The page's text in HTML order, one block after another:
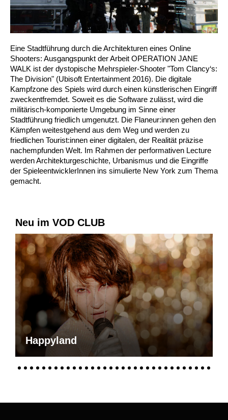
Eine Stadtführung durch die Architekturen eines Online
Shooters: Ausgangspunkt der Arbeit OPERATION JANE
WALK ist der dystopische Mehrspieler-Shooter "Tom Clancy‘s:
The Division" (Ubisoft Entertainment 2016). Die digitale
Kampfzone des Spiels wird durch einen künstlerischen Eingriff
zweckentfremdet. Soweit es die Software zulässt, wird die
militärisch-komponierte Umgebung im Sinne einer
Stadtführung friedlich umgenutzt. Die Flaneur:innen gehen den
Kämpfen weitestgehend aus dem Weg und werden zu
friedlichen Tourist:innen einer digitalen, der Realität präzise
nachempfunden Welt. Im Rahmen der performativen Lecture
werden Architekturgeschichte, Urbanismus und die Eingriffe
der SpieleentwicklerInnen ins simulierte New York zum Thema
gemacht.
Neu im VOD CLUB
Happyland